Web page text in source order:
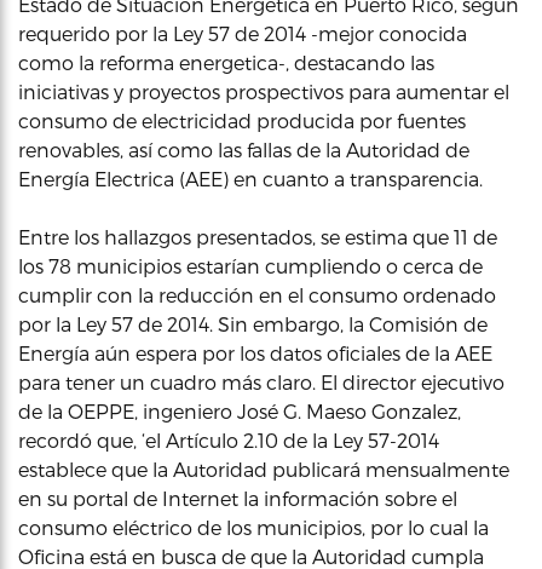
requerido por la Ley 57 de 2014 -mejor conocida
como la reforma energetica-, destacando las
iniciativas y proyectos prospectivos para aumentar el
consumo de electricidad producida por fuentes
renovables, así como las fallas de la Autoridad de
Energía Electrica (AEE) en cuanto a transparencia.
Entre los hallazgos presentados, se estima que 11 de
los 78 municipios estarían cumpliendo o cerca de
cumplir con la reducción en el consumo ordenado
por la Ley 57 de 2014. Sin embargo, la Comisión de
Energía aún espera por los datos oficiales de la AEE
para tener un cuadro más claro. El director ejecutivo
de la OEPPE, ingeniero José G. Maeso Gonzalez,
recordó que, ‘el Artículo 2.10 de la Ley 57-2014
establece que la Autoridad publicará mensualmente
en su portal de Internet la información sobre el
consumo eléctrico de los municipios, por lo cual la
Oficina está en busca de que la Autoridad cumpla